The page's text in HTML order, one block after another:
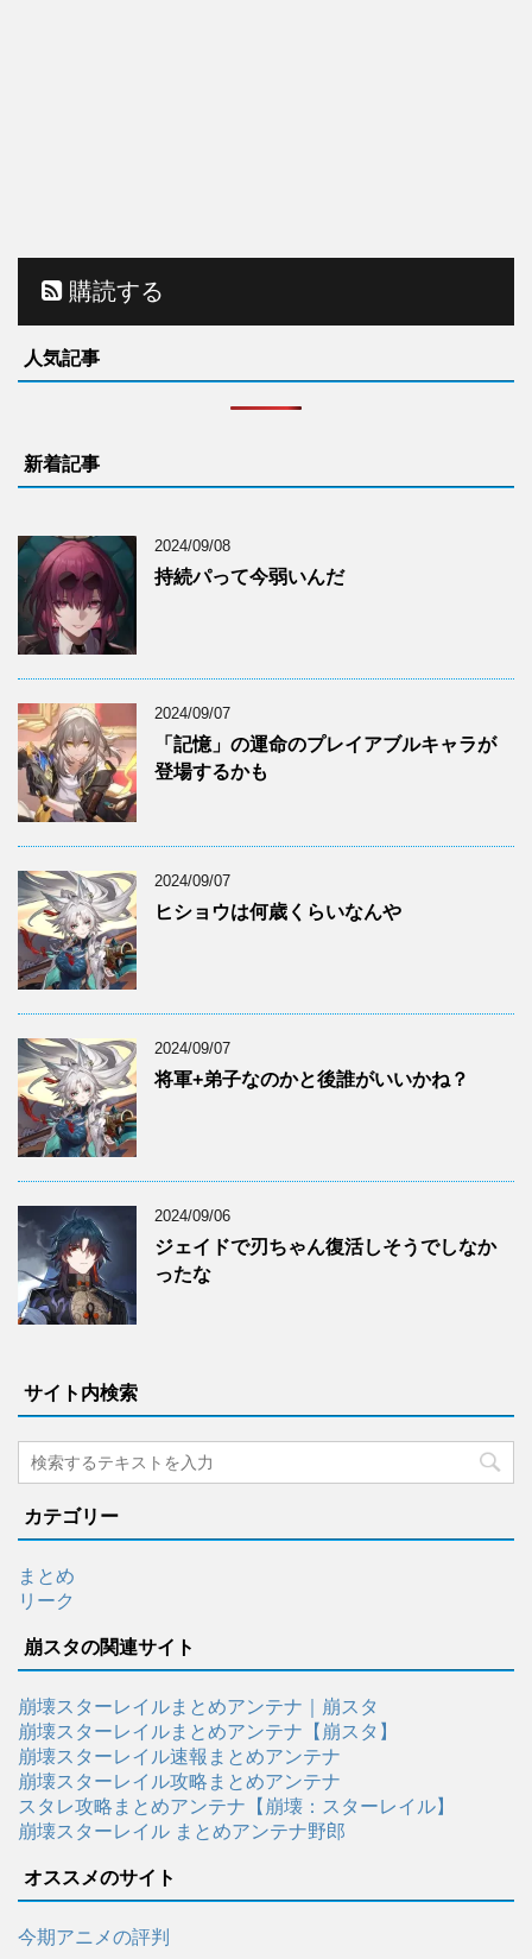
購読する
人気記事
新着記事
2024/09/08
持続パって今弱いんだ
2024/09/07
「記憶」の運命のプレイアブルキャラが
登場するかも
2024/09/07
ヒショウは何歳くらいなんや
2024/09/07
将軍+弟子なのかと後誰がいいかね？
2024/09/06
ジェイドで刃ちゃん復活しそうでしなか
ったな
サイト内検索
カテゴリー
まとめ
リーク
崩スタの関連サイト
崩壊スターレイルまとめアンテナ｜崩スタ
崩壊スターレイルまとめアンテナ【崩スタ】
崩壊スターレイル速報まとめアンテナ
崩壊スターレイル攻略まとめアンテナ
スタレ攻略まとめアンテナ【崩壊：スターレイル】
崩壊スターレイル まとめアンテナ野郎
オススメのサイト
今期アニメの評判